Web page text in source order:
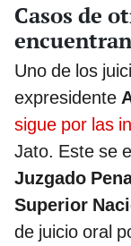
Casos de
Uno de los
expresidente
sigue por las
Jato. Este se
Juzgado
Superior
de juicio oral